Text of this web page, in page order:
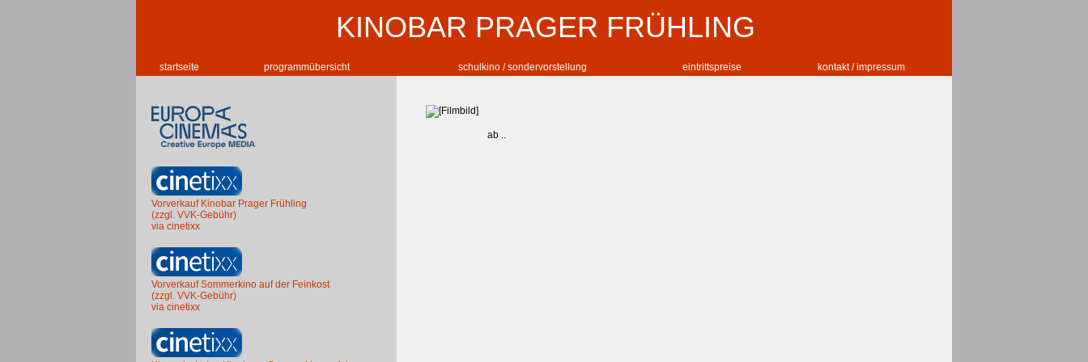
KINOBAR PRAGER FRÜHLING
startseite programmübersicht schulkino / sondervorstellung eintrittspreise kontakt / impressum
Vorverkauf Kinobar Prager Frühling
(zzgl. VVK-Gebühr)
via cinetixx
Vorverkauf Sommerkino auf der Feinkost
(zzgl. VVK-Gebühr)
via cinetixx
ab ..